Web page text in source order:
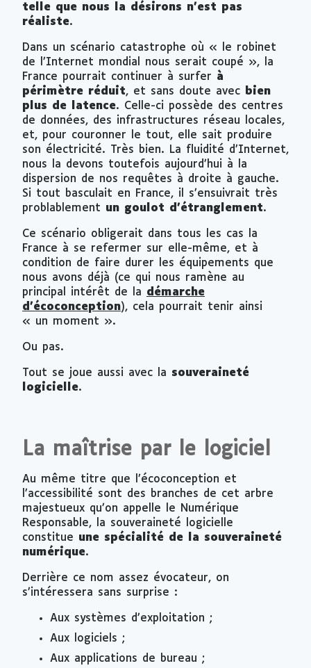
telle que nous la désirons n’est pas
réaliste.
Dans un scénario catastrophe où « le robinet
de l’Internet mondial nous serait coupé », la
France pourrait continuer à surfer à
périmètre réduit, et sans doute avec bien
plus de latence. Celle-ci possède des centres
de données, des infrastructures réseau locales,
et, pour couronner le tout, elle sait produire
son électricité. Très bien. La fluidité d’Internet,
nous la devons toutefois aujourd’hui à la
dispersion de nos requêtes à droite à gauche.
Si tout basculait en France, il s’ensuivrait très
problablement un goulot d’étranglement.
Ce scénario obligerait dans tous les cas la
France à se refermer sur elle-même, et à
condition de faire durer les équipements que
nous avons déjà (ce qui nous ramène au
principal intérêt de la démarche
d’écoconception), cela pourrait tenir ainsi
« un moment ».
Ou pas.
Tout se joue aussi avec la souveraineté
logicielle.
La maîtrise par le logiciel
Au même titre que l’écoconception et
l’accessibilité sont des branches de cet arbre
majestueux qu’on appelle le Numérique
Responsable, la souveraineté logicielle
constitue une spécialité de la souveraineté
numérique.
Derrière ce nom assez évocateur, on
s’intéressera sans surprise :
Aux systèmes d’exploitation ;
Aux logiciels ;
Aux applications de bureau ;